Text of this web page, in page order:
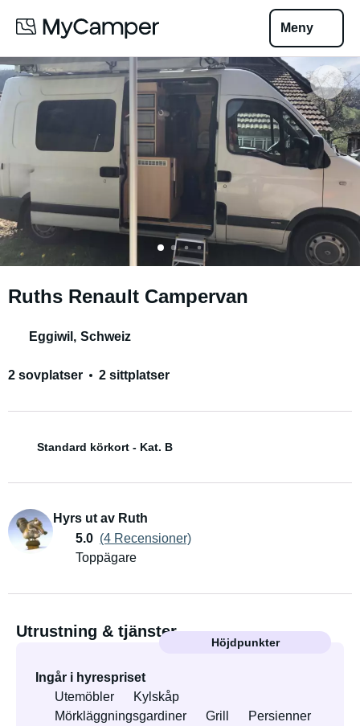
Meny
Ruths Renault Campervan
Eggiwil , Schweiz
2 sovplatser 2 sittplatser
Standard körkort - Kat. B
Hyrs ut av Ruth
5.0 (4 Recensioner)
Toppägare
Utrustning & tjänster
Höjdpunkter
Ingår i hyrespriset
Utemöbler
Kylskåp
Mörkläggningsgardiner
Grill
Persienner